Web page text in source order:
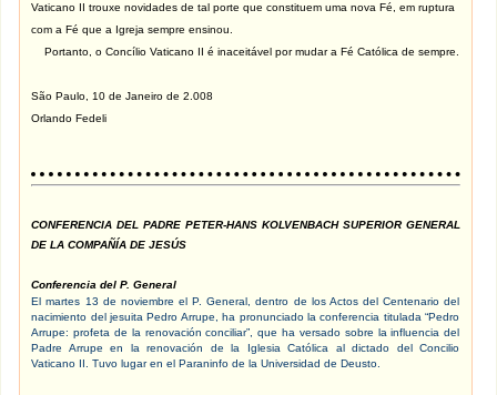
Vaticano II trouxe novidades de tal porte que constituem uma nova Fé, em ruptura
com a Fé que a Igreja sempre ensinou.
Portanto, o Concílio Vaticano II é inaceitável por mudar a Fé Católica de sempre.
São Paulo, 10 de Janeiro de 2.008
Orlando Fedeli
CONFERENCIA DEL PADRE PETER-HANS KOLVENBACH SUPERIOR GENERAL
DE LA COMPAÑÍA DE JESÚS
Conferencia del P. General
El martes 13 de noviembre el P. General, dentro de los Actos del Centenario del
nacimiento del jesuita Pedro Arrupe, ha pronunciado la conferencia titulada “Pedro
Arrupe: profeta de la renovación conciliar”, que ha versado sobre la influencia del
Padre Arrupe en la renovación de la Iglesia Católica al dictado del Concilio
Vaticano II. Tuvo lugar en el Paraninfo de la Universidad de Deusto.